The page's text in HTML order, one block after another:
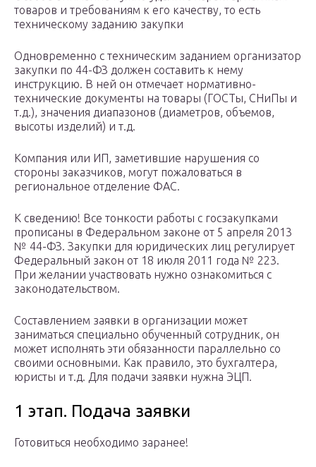
товаров и требованиям к его качеству, то есть
техническому заданию закупки
Одновременно с техническим заданием организатор
закупки по 44-ФЗ должен составить к нему
инструкцию. В ней он отмечает нормативно-
технические документы на товары (ГОСТы, СНиПы и
т.д.), значения диапазонов (диаметров, объемов,
высоты изделий) и т.д.
Компания или ИП, заметившие нарушения со
стороны заказчиков, могут пожаловаться в
региональное отделение ФАС.
К сведению! Все тонкости работы с госзакупками
прописаны в Федеральном законе от 5 апреля 2013
№ 44-ФЗ. Закупки для юридических лиц регулирует
Федеральный закон от 18 июля 2011 года № 223.
При желании участвовать нужно ознакомиться с
законодательством.
Составлением заявки в организации может
заниматься специально обученный сотрудник, он
может исполнять эти обязанности параллельно со
своими основными. Как правило, это бухгалтера,
юристы и т.д. Для подачи заявки нужна ЭЦП.
1 этап. Подача заявки
Готовиться необходимо заранее!